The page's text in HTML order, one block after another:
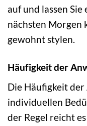
auf und lassen
nächsten Morgen
gewohnt stylen.
Häufigkeit der
Die Häufigkeit
individuellen
der Regel reicht